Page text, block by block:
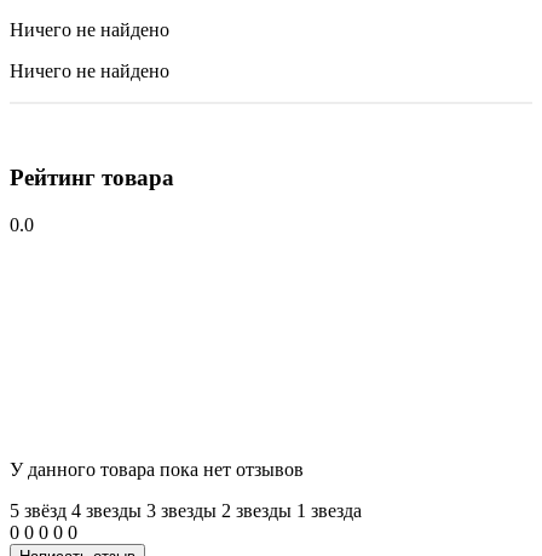
Ничего не найдено
Ничего не найдено
Рейтинг товара
0.0
У данного товара пока нет отзывов
5 звёзд 4 звeзды 3 звeзды 2 звeзды 1 звeзда
0 0 0 0 0